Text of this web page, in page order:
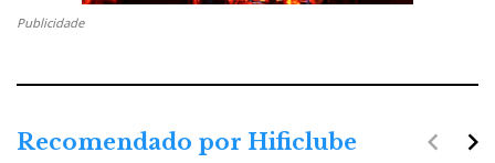
Publicidade
Recomendado por Hificlube navigate_next
navigate_before